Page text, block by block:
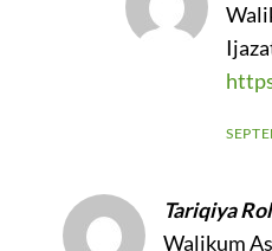
Tariqiya
Walikum